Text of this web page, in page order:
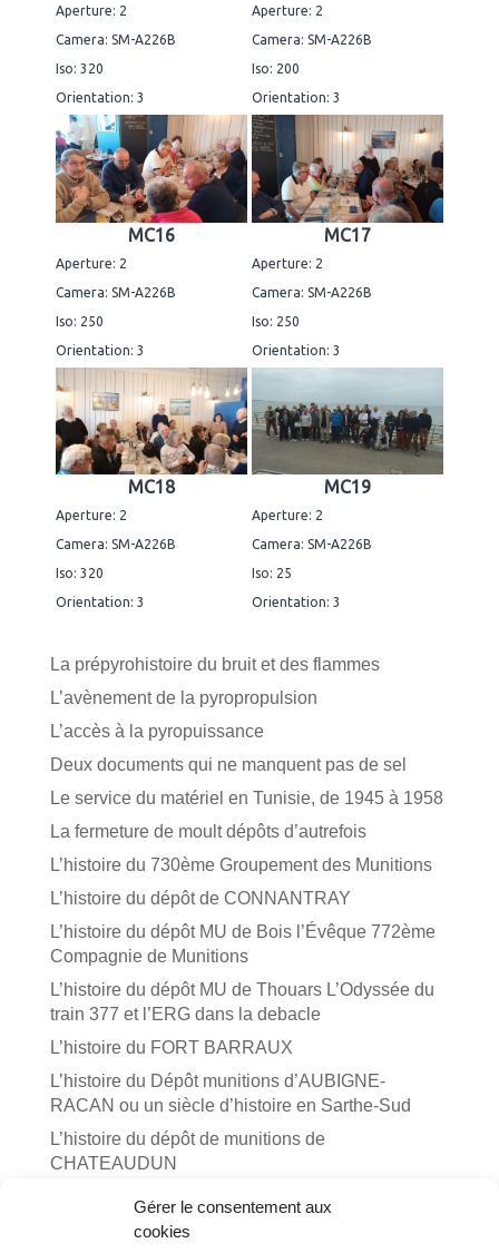
Gérer le consentement aux
cookies
Aperture: 2
Camera: SM-A226B
Iso: 320
Orientation: 3
Aperture: 2
Camera: SM-A226B
Iso: 200
Orientation: 3
MC16
Aperture: 2
Camera: SM-A226B
Iso: 250
Orientation: 3
MC17
Aperture: 2
Camera: SM-A226B
Iso: 250
Orientation: 3
MC18
Aperture: 2
Camera: SM-A226B
Iso: 320
Orientation: 3
MC19
Aperture: 2
Camera: SM-A226B
Iso: 25
Orientation: 3
La prépyrohistoire du bruit et des flammes
L’avènement de la pyropropulsion
L’accès à la pyropuissance
Deux documents qui ne manquent pas de sel
Le service du matériel en Tunisie, de 1945 à 1958
La fermeture de moult dépôts d’autrefois
L’histoire du 730ème Groupement des Munitions
L’histoire du dépôt de CONNANTRAY
L’histoire du dépôt MU de Bois l’Évêque 772ème
Compagnie de Munitions
L’histoire du dépôt MU de Thouars L’Odyssée du
train 377 et l’ERG dans la debacle
L’histoire du FORT BARRAUX
L’histoire du Dépôt munitions d’AUBIGNE-
RACAN ou un siècle d’histoire en Sarthe-Sud
L’histoire du dépôt de munitions de
CHATEAUDUN
L’Histoire du dépôt de munitions de SALBRIS
La Ferté-Hauterive